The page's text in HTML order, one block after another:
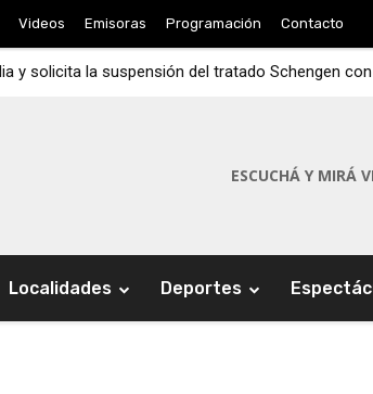
Videos Emisoras Programación Contacto
y solicita la suspensión del tratado Schengen
ESCUCHÁ Y MIRÁ
Localidades Deportes